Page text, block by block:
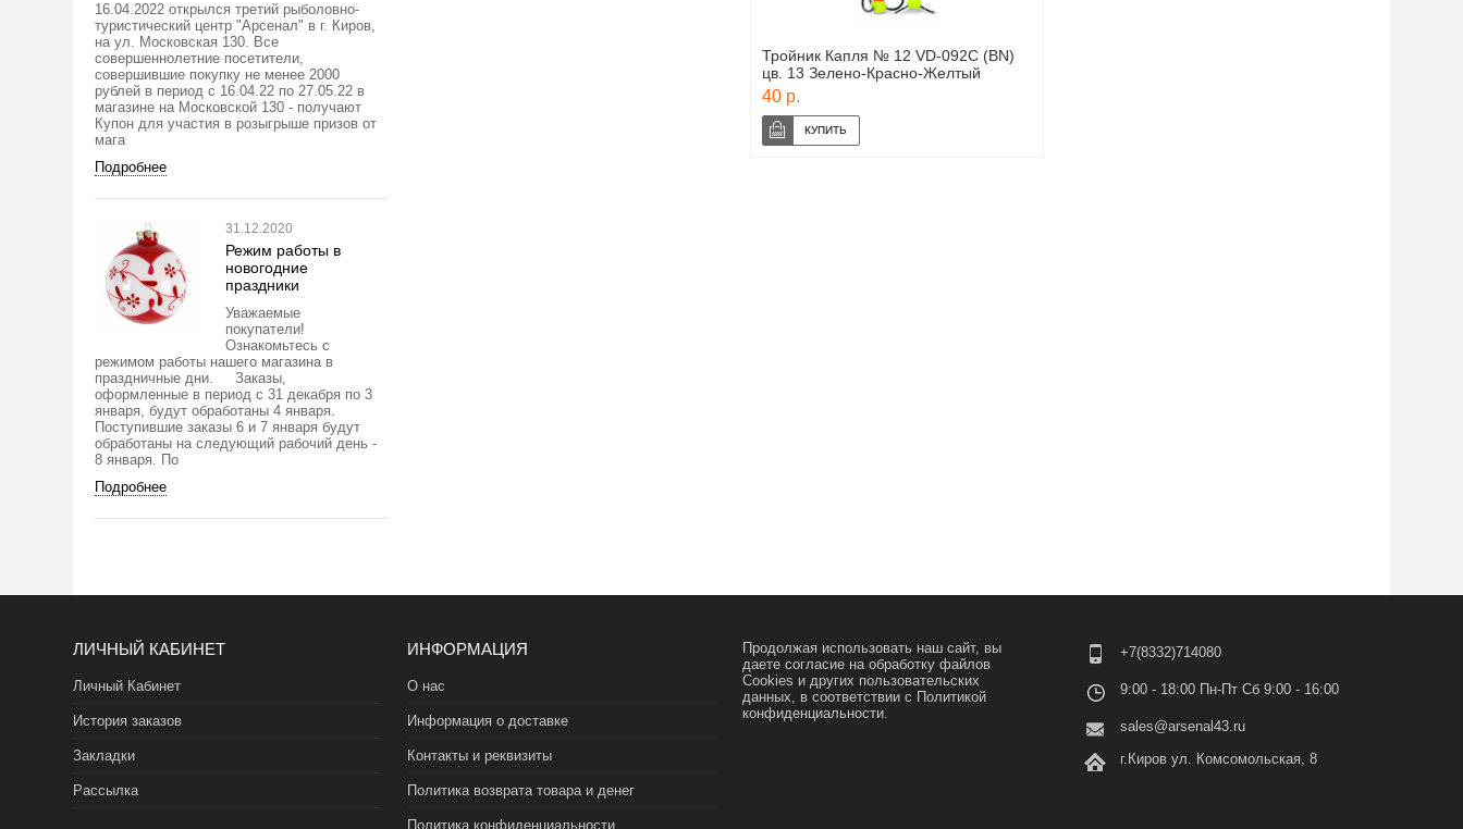
16.04.2022 открылся третий рыболовно-
туристический центр "Арсенал" в г. Киров,
на ул. Московская 130. Все
совершеннолетние посетители,
совершившие покупку не менее 2000
рублей в период с 16.04.22 по 27.05.22 в
магазине на Московской 130 - получают
Купон для участия в розыгрыше призов от
мага
Подробнее
31.12.2020
Режим работы в
новогодние
праздники
Уважаемые
покупатели!
Ознакомьтесь с
режимом работы нашего магазина в
праздничные дни. Заказы,
оформленные в период с 31 декабря по 3
января, будут обработаны 4 января.
Поступившие заказы 6 и 7 января будут
обработаны на следующий рабочий день -
8 января. По
Подробнее
Тройник Капля № 12 VD-092C (BN)
цв. 13 Зелено-Красно-Желтый
40 р.
ЛИЧНЫЙ КАБИНЕТ
Личный Кабинет
История заказов
Закладки
Рассылка
ИНФОРМАЦИЯ
О нас
Информация о доставке
Контакты и реквизиты
Политика возврата товара и денег
Политика конфиденциальности
Продолжая использовать наш сайт, вы
даете согласие на обработку файлов
Cookies и других пользовательских
данных, в соответствии с Политикой
конфиденциальности.
+7(8332)714080
9:00 - 18:00 Пн-Пт Сб 9:00 - 16:00
sales@arsenal43.ru
г.Киров ул. Комсомольская, 8